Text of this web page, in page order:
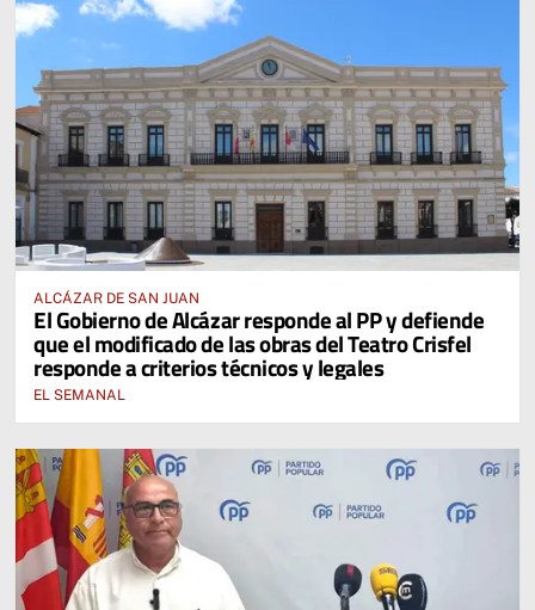
ALCÁZAR DE SAN JUAN
El Gobierno de Alcázar responde al PP y defiende
que el modificado de las obras del Teatro Crisfel
responde a criterios técnicos y legales
EL SEMANAL